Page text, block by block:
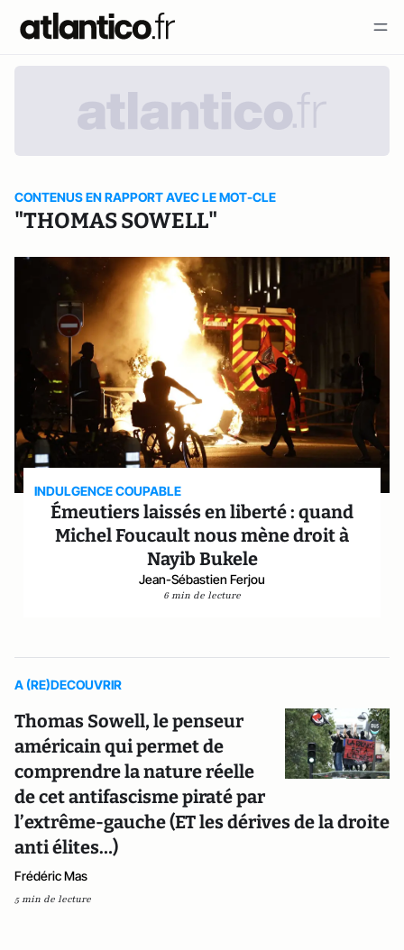
CONTENUS EN RAPPORT AVEC LE MOT-CLE
"THOMAS SOWELL"
INDULGENCE COUPABLE
Émeutiers laissés en liberté : quand
Michel Foucault nous mène droit à
Nayib Bukele
Jean-Sébastien Ferjou
6 min de lecture
A (RE)DECOUVRIR
Thomas Sowell, le penseur
américain qui permet de
comprendre la nature réelle
de cet antifascisme piraté par
l’extrême-gauche (ET les dérives de la droite
anti élites…)
Frédéric Mas
5 min de lecture